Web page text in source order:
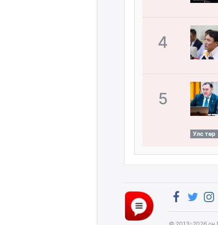
4
5
Улс төр